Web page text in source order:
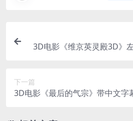
3D电影《维京英灵殿3D》
下一篇
3D电影《最后的气宗》带中文字